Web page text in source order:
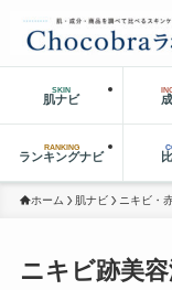
SKIN
肌ナビ
RANKING
ランキングナビ
ホーム 肌ナビ ニキビ・
ニキビ跡美